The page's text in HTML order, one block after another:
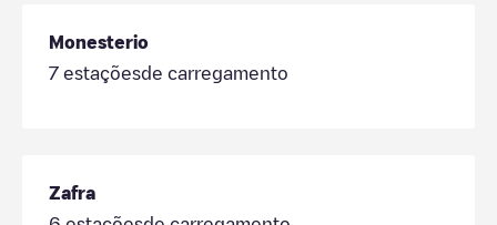
Monesterio
7 estaçõesde carregamento
Zafra